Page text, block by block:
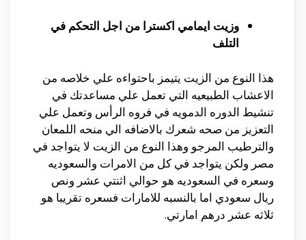
وزيت ايمامي اكسترا من اجل التحكم في
التلف
هذا النوع من الزيت يتيمز باحتواءه علي خلاصه من
الاعشاب الطبيعيه التي تعمل علي مساعدتك في
تنشيط الدوره الدمويه في فروه الرأس وتعمل علي
التعزيز من صحه شعرك بالاضافه الي منحه اللمعان
والترطيب المرجو وهذا النوع من الزيت لا يتواجد في
مصر ولكن يتواجد في كل من الامرات والسعوديه
وسعره في السعوديه هو حوالي اثنتي عشر ونص
ريال سعودي اما بالنسبه للامارات فسعره تقريبا هو
ثلاثه عشر درهم امارتي.